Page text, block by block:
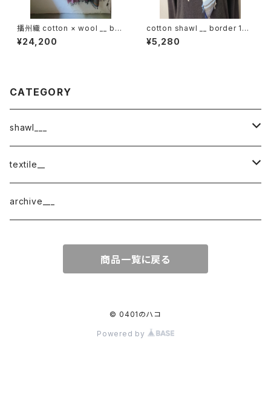
播州織 cotton × wool __ bor
der 220-120 秋麗GK
¥24,200
cotton shawl __ border 160
蒼昊w
¥5,280
CATEGORY
shawl___
cotton
border
cotton × wool
textile__
織物
archive___
商品一覧に戻る
© 0401のハコ
Powered by